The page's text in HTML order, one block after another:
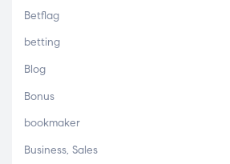
Betflag
betting
Blog
Bonus
bookmaker
Business, Sales